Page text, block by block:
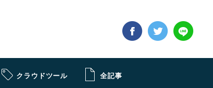
クラウドツール 全記事